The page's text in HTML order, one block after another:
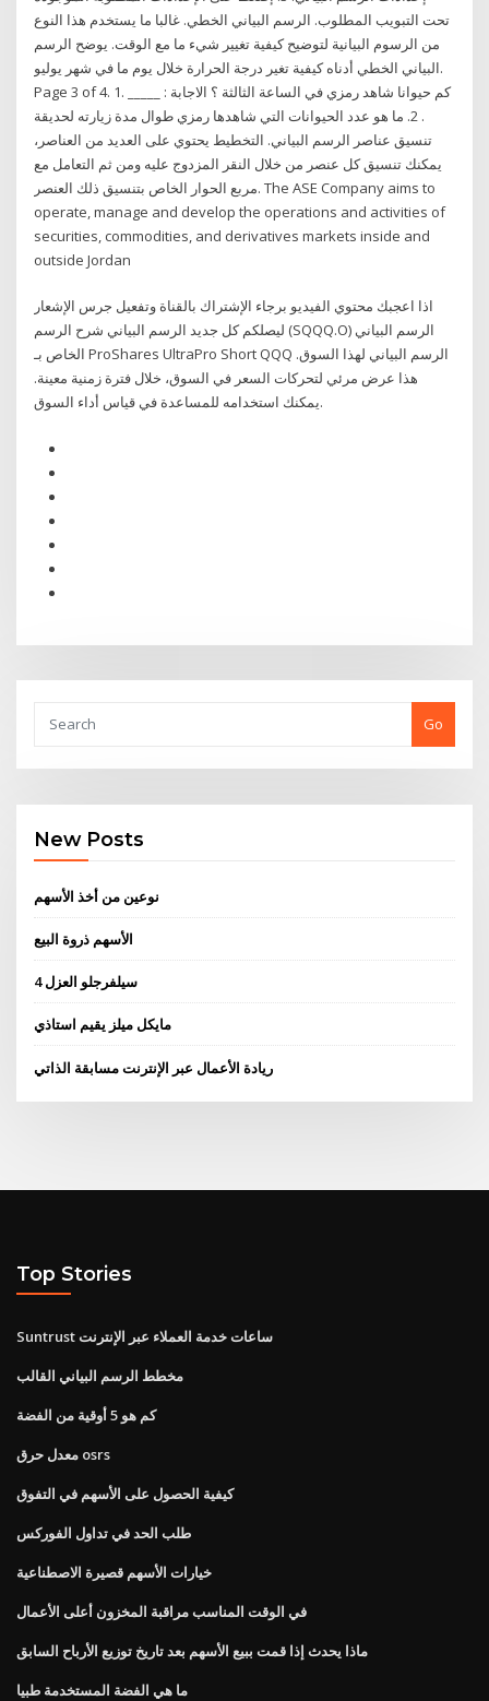
تحت التبويب المطلوب. الرسم البياني الخطي. غالبا ما يستخدم هذا النوع
من الرسوم البيانية لتوضيح كيفية تغيير شيء ما مع الوقت. يوضح الرسم
البياني الخطي أدناه كيفية تغير درجة الحرارة خلال يوم ما في شهر يوليو.
Page 3 of 4. 1. كم حيوانا شاهد رمزي في الساعة الثالثة ؟ الاجابة : _____
. 2. ما هو عدد الحيوانات التي شاهدها رمزي طوال مدة زيارته لحديقة
تنسيق عناصر الرسم البياني. التخطيط يحتوي على العديد من العناصر،
يمكنك تنسيق كل عنصر من خلال النقر المزدوج عليه ومن ثم التعامل مع
مربع الحوار الخاص بتنسيق ذلك العنصر. The ASE Company aims to
operate, manage and develop the operations and activities of
securities, commodities, and derivatives markets inside and
outside Jordan
اذا اعجبك محتوي الفيديو برجاء الإشتراك بالقناة وتفعيل جرس الإشعار
ليصلكم كل جديد الرسم البياني شرح الرسم (SQQQ.O) الرسم البياني
الخاص بـ ProShares UltraPro Short QQQ الرسم البياني لهذا السوق.
هذا عرض مرئي لتحركات السعر في السوق، خلال فترة زمنية معينة.
يمكنك استخدامه للمساعدة في قياس أداء السوق.
Go
New Posts
نوعين من أخذ الأسهم
الأسهم ذروة البيع
4 سيلفرجلو العزل
مايكل ميلز يقيم استاذي
ريادة الأعمال عبر الإنترنت مسابقة الذاتي
Top Stories
Suntrust ساعات خدمة العملاء عبر الإنترنت
مخطط الرسم البياني القالب
كم هو 5 أوقية من الفضة
معدل حرق osrs
كيفية الحصول على الأسهم في التفوق
طلب الحد في تداول الفوركس
خيارات الأسهم قصيرة الاصطناعية
في الوقت المناسب مراقبة المخزون أعلى الأعمال
ماذا يحدث إذا قمت ببيع الأسهم بعد تاريخ توزيع الأرباح السابق
ما هي الفضة المستخدمة طبيا